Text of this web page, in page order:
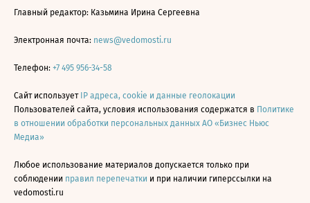
Главный редактор: Казьмина Ирина Сергеевна
Электронная почта: news@vedomosti.ru
Телефон: +7 495 956-34-58
Сайт использует IP адреса, cookie и данные геолокации
Пользователей сайта, условия использования содержатся в Политике
в отношении обработки персональных данных АО «Бизнес Ньюс
Медиа»
Любое использование материалов допускается только при
соблюдении правил перепечатки и при наличии гиперссылки на
vedomosti.ru